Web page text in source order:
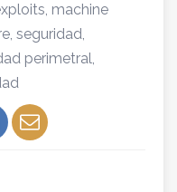
, machine
, seguridad,
perimetral,